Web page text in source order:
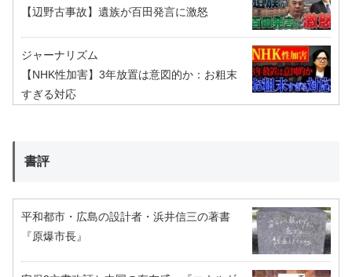
【辺野古事故】遺族が百田発言に激怒
ジャーナリズム
【NHK性加害】3年放置は意図的か：お粗末
すぎる対応
書評
平和都市・広島の設計者・浜井信三の著書
『原爆市長』